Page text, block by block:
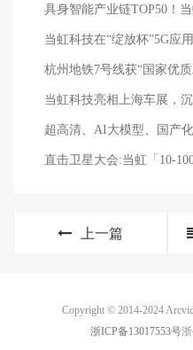
当虹科技亮相上海车展，
直击卫星大会:当虹「10-
上一篇
Copyright © 2014-2024
浙ICP备13017553号